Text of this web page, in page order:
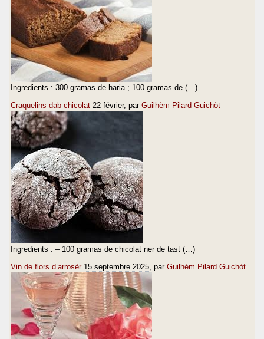
Ingredients : 300 gramas de haria ; 100 gramas de (…)
Craquelins dab chicolat 22 février, par Guilhèm Pilard Guichòt
Ingredients : – 100 gramas de chicolat ner de tast (…)
Vin de flors d’arrosèr 15 septembre 2025 , par Guilhèm Pilard Guichòt